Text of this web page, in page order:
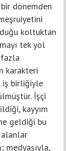
dönemden
koltuktan
tek yol
fazla
karakteri
iş birliğiyle
İşçi
kayyım
geldiği bu
medyasıyla,